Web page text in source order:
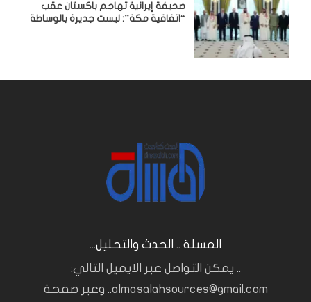
صحيفة إيرانية تهاجم باكستان عقب
“اتفاقية مكة”: ليست جديرة بالوساطة
المسلة .. الحدث والتحليل...
.. يمكن التواصل عبر الايميل التالي:
almasalahsources@gmail.com.. وعبر صفحة